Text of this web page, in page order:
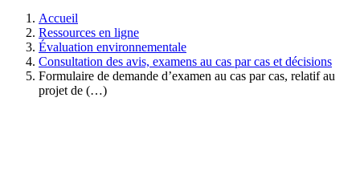
Accueil
Ressources en ligne
Évaluation environnementale
Consultation des avis, examens au cas par cas et décisions
Formulaire de demande d’examen au cas par cas, relatif au
projet de (…)